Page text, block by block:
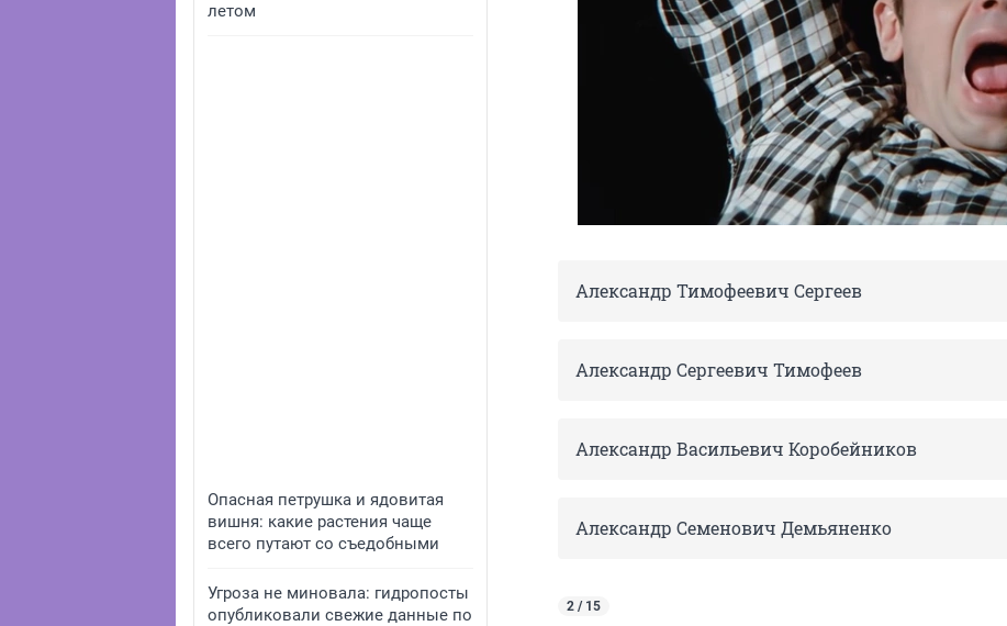
летом
Опасная петрушка и ядовитая
вишня: какие растения чаще
всего путают со съедобными
Угроза не миновала: гидропосты
опубликовали свежие данные по
Александр Тимофеевич Сергеев
Александр Сергеевич Тимофеев
Александр Васильевич Коробейников
Александр Семенович Демьяненко
2 / 15